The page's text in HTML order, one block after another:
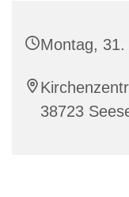
Montag,
38723